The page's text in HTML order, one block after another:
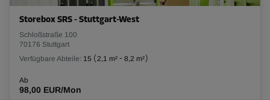
Ab
89,00 EUR/Mon
62,29 EUR/Mon
Storebox SRS - Stuttgart-West
Schloßstraße 100
70176 Stuttgart
Verfügbare Abteile: 15 (2,1 m² - 8,2 m²)
Ab
98,00 EUR/Mon